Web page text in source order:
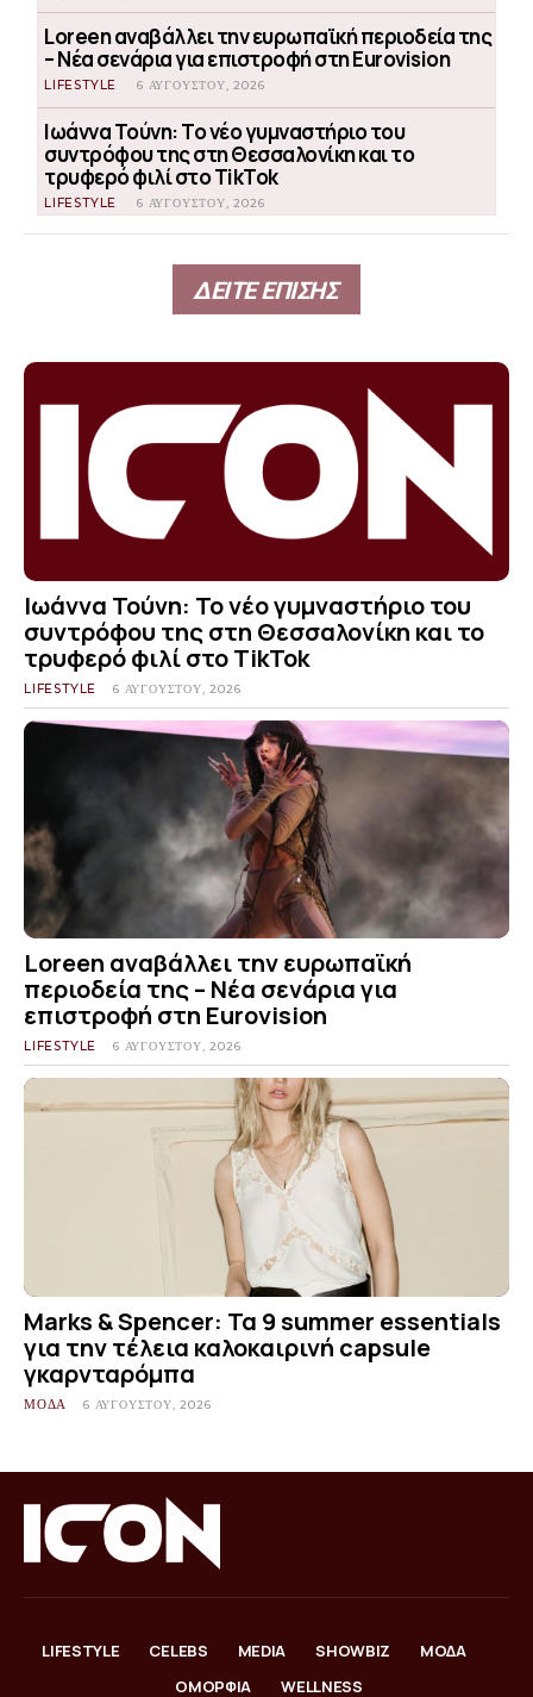
Loreen αναβάλλει την ευρωπαϊκή περιοδεία της
– Νέα σενάρια για επιστροφή στη Eurovision
LIFESTYLE 6 ΑΥΓΟΎΣΤΟΥ, 2026
Ιωάννα Τούνη: Το νέο γυμναστήριο του
συντρόφου της στη Θεσσαλονίκη και το
τρυφερό φιλί στο TikTok
LIFESTYLE 6 ΑΥΓΟΎΣΤΟΥ, 2026
ΔΕΙΤΕ ΕΠΙΣΗΣ
Ιωάννα Τούνη: Το νέο γυμναστήριο του
συντρόφου της στη Θεσσαλονίκη και το
τρυφερό φιλί στο TikTok
LIFESTYLE 6 ΑΥΓΟΎΣΤΟΥ, 2026
Loreen αναβάλλει την ευρωπαϊκή
περιοδεία της – Νέα σενάρια για
επιστροφή στη Eurovision
LIFESTYLE 6 ΑΥΓΟΎΣΤΟΥ, 2026
Marks & Spencer: Τα 9 summer essentials
για την τέλεια καλοκαιρινή capsule
γκαρνταρόμπα
ΜΟΔΑ 6 ΑΥΓΟΎΣΤΟΥ, 2026
LIFESTYLE CELEBS MEDIA SHOWBIZ
ΜΟΔΑ
ΟΜΟΡΦΙΑ
WELLNESS